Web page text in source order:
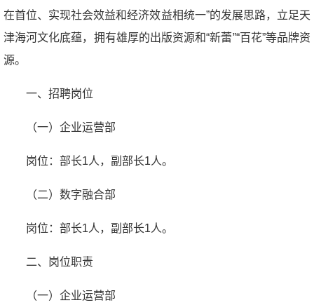
在首位、实现社会效益和经济效益相统一”的发展思路，立足天
津海河文化底蕴，拥有雄厚的出版资源和“新蕾”“百花”等品牌资
源。
一、招聘岗位
（一）企业运营部
岗位：部长1人，副部长1人。
（二）数字融合部
岗位：部长1人，副部长1人。
二、岗位职责
（一）企业运营部